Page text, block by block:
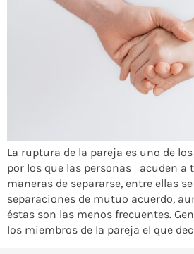
La ruptura de la pareja es uno de
por los que las personas acuden a
maneras de separarse, entre ellas
separaciones de mutuo acuerdo,
éstas son las menos frecuentes.
los miembros de la pareja el que